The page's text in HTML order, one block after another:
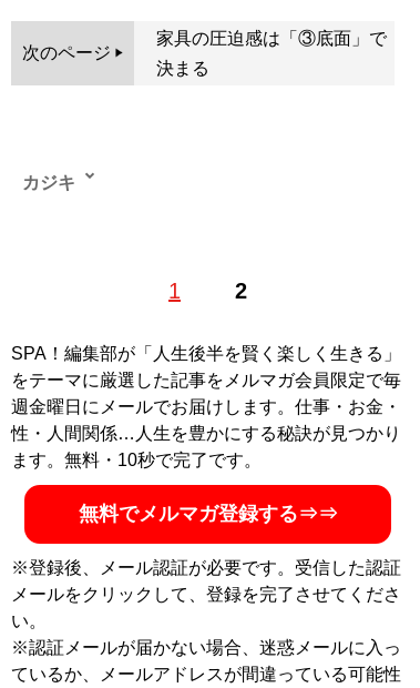
次のページ
家具の圧迫感は「③底面」で
決まる
1 2
カジキ
テリアの法則を各コンテンツで言語化して発信中。
しいインテリア店 」、Xアカウント@kajikissa
記事一覧へ
SPA！編集部が「人生後半を賢く楽しく生きる」
をテーマに厳選した記事をメルマガ会員限定で毎
週金曜日にメールでお届けします。仕事・お金・
性・人間関係…人生を豊かにする秘訣が見つかり
ます。無料・10秒で完了です。
無料でメルマガ登録する⇒⇒
※登録後、メール認証が必要です。受信した認証
メールをクリックして、登録を完了させてくださ
い。
※認証メールが届かない場合、迷惑メールに入っ
ているか、メールアドレスが間違っている可能性